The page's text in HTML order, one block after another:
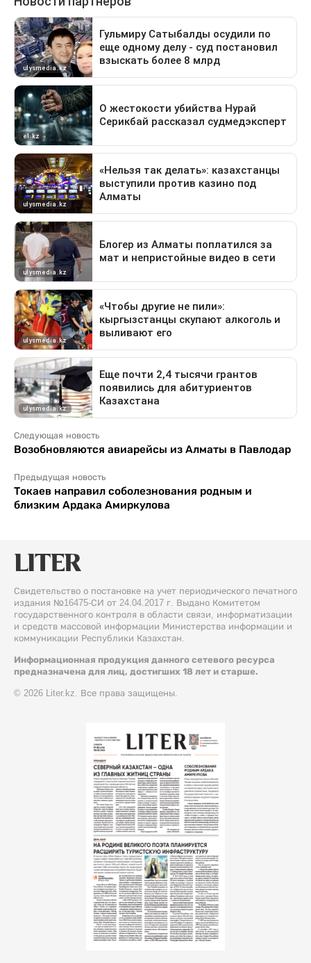
Следующая новость
Возобновляются авиарейсы из Алматы в Павлодар
Предыдущая новость
Токаев направил соболезнования родным и
близким Ардака Амиркулова
Свидетельство о постановке на учет периодического печатного
издания №16475-СИ от 24.04.2017 г. Выдано Комитетом
государственного контроля в области связи, информатизации
и средств массовой информации Министерства информации и
коммуникации Республики Казахстан.
Информационная продукция данного сетевого ресурса
предназначена для лиц, достигших 18 лет и старше.
© 2026 Liter.kz. Все права защищены.